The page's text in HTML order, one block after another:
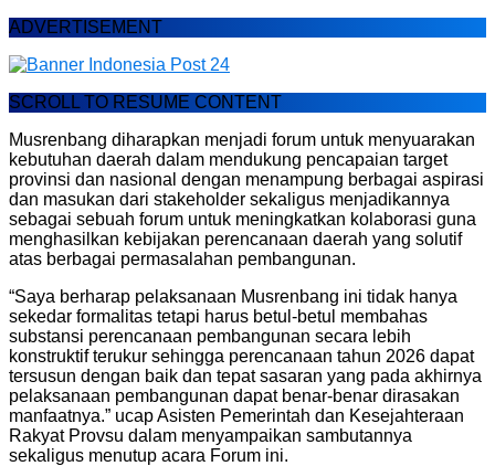
ADVERTISEMENT
SCROLL TO RESUME CONTENT
Musrenbang diharapkan menjadi forum untuk menyuarakan
kebutuhan daerah dalam mendukung pencapaian target
provinsi dan nasional dengan menampung berbagai aspirasi
dan masukan dari stakeholder sekaligus menjadikannya
sebagai sebuah forum untuk meningkatkan kolaborasi guna
menghasilkan kebijakan perencanaan daerah yang solutif
atas berbagai permasalahan pembangunan.
“Saya berharap pelaksanaan Musrenbang ini tidak hanya
sekedar formalitas tetapi harus betul-betul membahas
substansi perencanaan pembangunan secara lebih
konstruktif terukur sehingga perencanaan tahun 2026 dapat
tersusun dengan baik dan tepat sasaran yang pada akhirnya
pelaksanaan pembangunan dapat benar-benar dirasakan
manfaatnya.” ucap Asisten Pemerintah dan Kesejahteraan
Rakyat Provsu dalam menyampaikan sambutannya
sekaligus menutup acara Forum ini.